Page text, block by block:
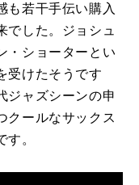
も若干手伝い購入
でした。ジョシュ
・ショーターとい
受けたそうです
ジャズシーンの申
クールなサックス
。